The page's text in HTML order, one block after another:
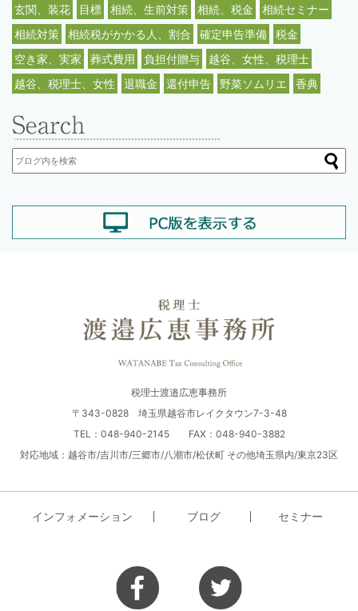
玄関、装花
目標 相続、生前対策 相続、税金
相続セミナー
相続対策
相続税がかかる人、割合 確定申告準備
税金
空き家、実家
葬式費用 負担付贈与
越谷、女性、税理士
越谷、税理士、女性
退職金 還付申告 野菜ソムリエ 香典
税理士渡邉広恵事務所
〒343-0828 埼玉県越谷市レイクタウン7-3-48
TEL：048-940-2145 FAX：048-940-3882
対応地域：越谷市/吉川市/三郷市/八潮市/松伏町 その他埼玉県内/東京23区
インフォメーション ブログ セミナー